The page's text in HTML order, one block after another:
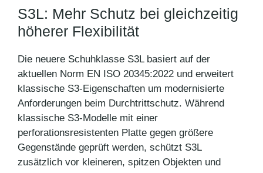
S3L: Mehr Schutz bei gleichzeitig
höherer Flexibilität
Die neuere Schuhklasse S3L basiert auf der
aktuellen Norm EN ISO 20345:2022 und erweitert
klassische S3-Eigenschaften um modernisierte
Anforderungen beim Durchtrittschutz. Während
klassische S3-Modelle mit einer
perforationsresistenten Platte gegen größere
Gegenstände geprüft werden, schützt S3L
zusätzlich vor kleineren, spitzen Objekten und